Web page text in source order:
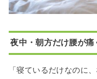
夜中・朝方だけ腰が痛
「寝ているだけなのに